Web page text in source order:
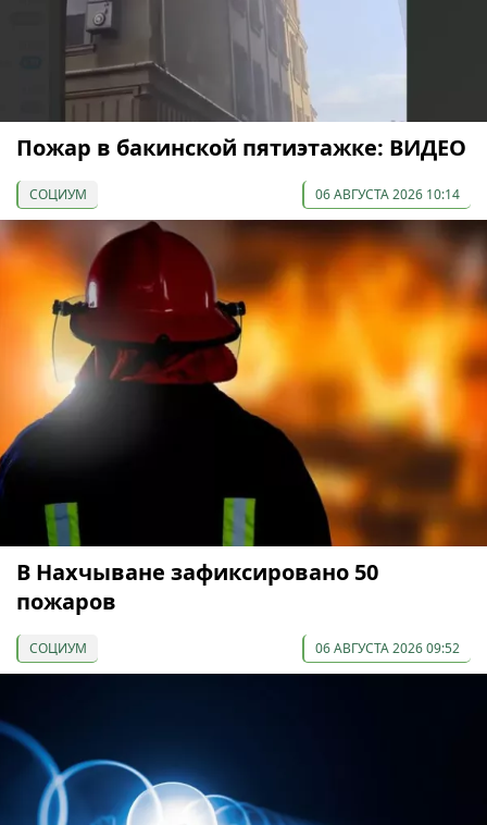
Пожар в бакинской пятиэтажке: ВИДЕО
СОЦИУМ 06 АВГУСТА 2026 10:14
В Нахчыване зафиксировано 50
пожаров
СОЦИУМ 06 АВГУСТА 2026 09:52